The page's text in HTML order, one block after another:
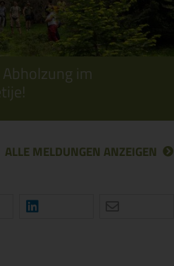
im
ALLE MELDUNGEN ANZEIGEN